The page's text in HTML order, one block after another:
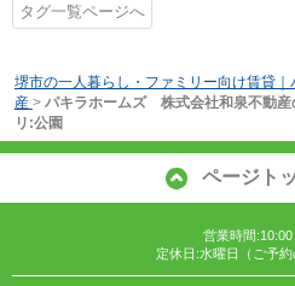
タグ一覧ページへ
堺市の一人暮らし・ファミリー向け賃貸
産 > パキラホームズ 株式会社和泉不動産
リ:公園
ページト
営業時間
定休日:水曜日（ご予約